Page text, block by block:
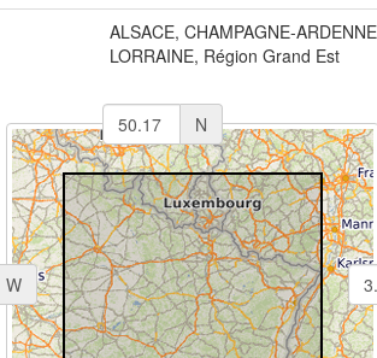
ALSACE, CHAMPAGNE-
LORRAINE, Région Grand Est
N
W